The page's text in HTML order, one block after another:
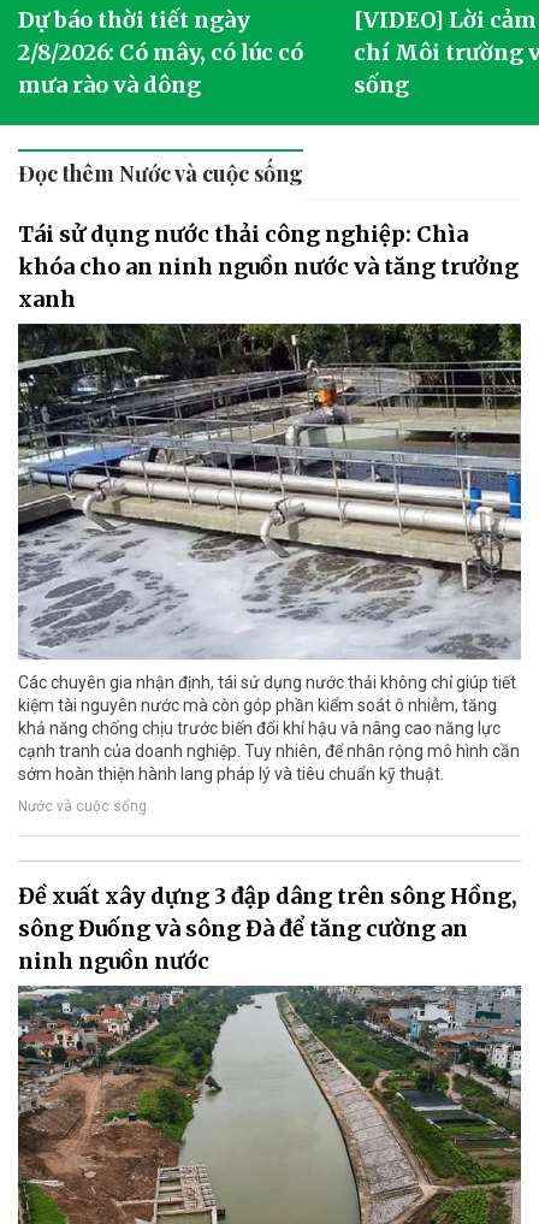
Dự báo thời tiết ngày
2/8/2026: Có mây, có lúc có
mưa rào và dông
[VIDEO] Lời
chí Môi trường
sống
Đọc thêm Nước và cuộc sống
Tái sử dụng nước thải công nghiệp: Chìa
khóa cho an ninh nguồn nước và tăng trưởng
xanh
Các chuyên gia nhận định, tái sử dụng nước thải không chỉ giúp tiết
kiệm tài nguyên nước mà còn góp phần kiểm soát ô nhiễm, tăng
khả năng chống chịu trước biến đổi khí hậu và nâng cao năng lực
cạnh tranh của doanh nghiệp. Tuy nhiên, để nhân rộng mô hình cần
sớm hoàn thiện hành lang pháp lý và tiêu chuẩn kỹ thuật.
Nước và cuộc sống
Đề xuất xây dựng 3 đập dâng trên sông Hồng,
sông Đuống và sông Đà để tăng cường an
ninh nguồn nước